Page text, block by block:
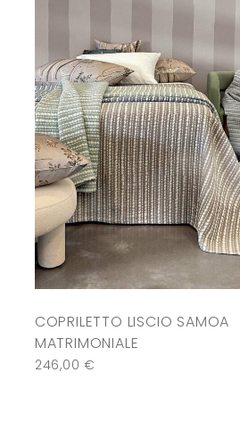
COPRILETTO LISCIO SAMOA
MATRIMONIALE
246,00€